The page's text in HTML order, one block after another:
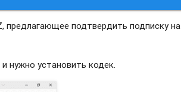
предлагающее подтвердить подписку
нужно установить кодек.